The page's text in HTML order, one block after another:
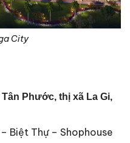
City
Phước, thị xã La Gi,
Biệt Thự – Shophouse